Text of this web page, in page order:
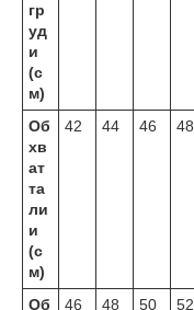
гр
уд
и
(с
м)
Об
хв
ат
та
ли
и
(с
м)
42 44 46 48
Об
46 48 50 52